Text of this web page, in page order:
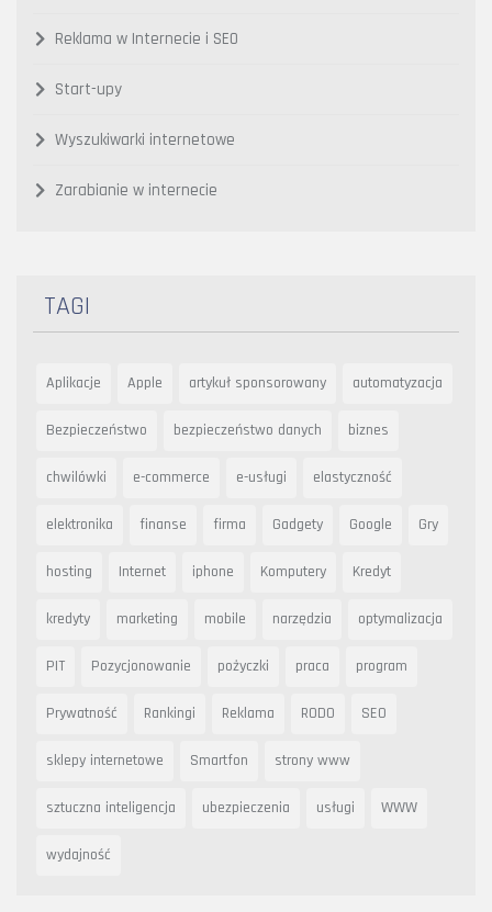
Reklama w Internecie i SEO
Start-upy
Wyszukiwarki internetowe
Zarabianie w internecie
TAGI
Aplikacje Apple artykuł sponsorowany automatyzacja
Bezpieczeństwo bezpieczeństwo danych biznes
chwilówki e-commerce e-usługi elastyczność
elektronika finanse firma Gadgety Google Gry
hosting Internet iphone Komputery Kredyt
kredyty marketing mobile narzędzia optymalizacja
PIT Pozycjonowanie pożyczki praca program
Prywatność Rankingi Reklama RODO SEO
sklepy internetowe Smartfon strony www
sztuczna inteligencja ubezpieczenia usługi WWW
wydajność